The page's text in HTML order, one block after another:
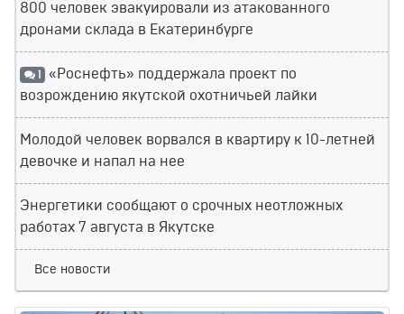
800 человек эвакуировали из атакованного
дронами склада в Екатеринбурге
1 «Роснефть» поддержала проект по
возрождению якутской охотничьей лайки
Молодой человек ворвался в квартиру к 10-летней
девочке и напал на нее
Энергетики сообщают о срочных неотложных
работах 7 августа в Якутске
Все новости